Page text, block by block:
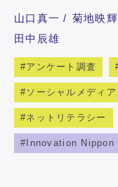
山口真一 菊地映輝
田中辰雄
アンケート調査
ソーシャルメディア
ネットリテラシー
Innovation Nippon